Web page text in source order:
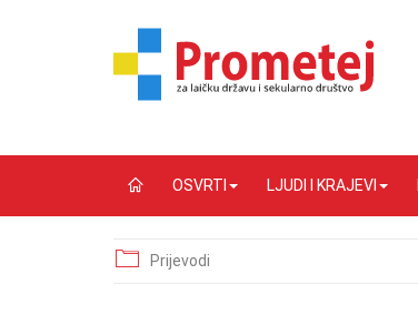
OSVRTI LJUDI I KRAJEVI
Prijevodi